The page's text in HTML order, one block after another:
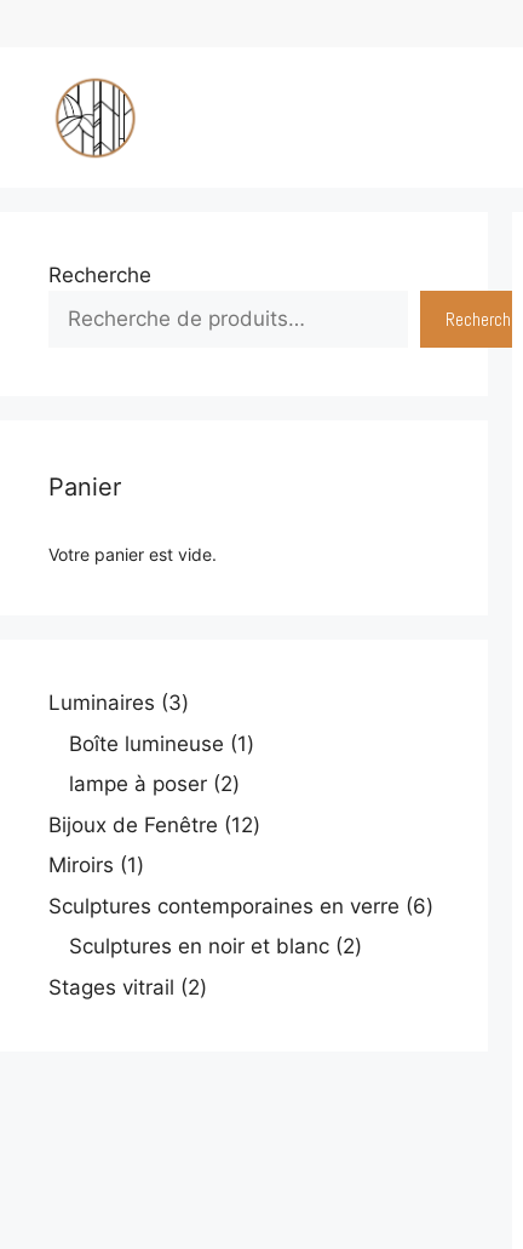
Recherche
Recherche
Panier
Votre panier est vide.
Luminaires 33
produits
Boîte lumineuse 11
lampe à poser 22
produits
Bijoux de Fenêtre 1212
Miroirs 11
produit
Sculptures contemporaines en verre 66
Sculptures en noir et blanc 22
Stages vitrail 22